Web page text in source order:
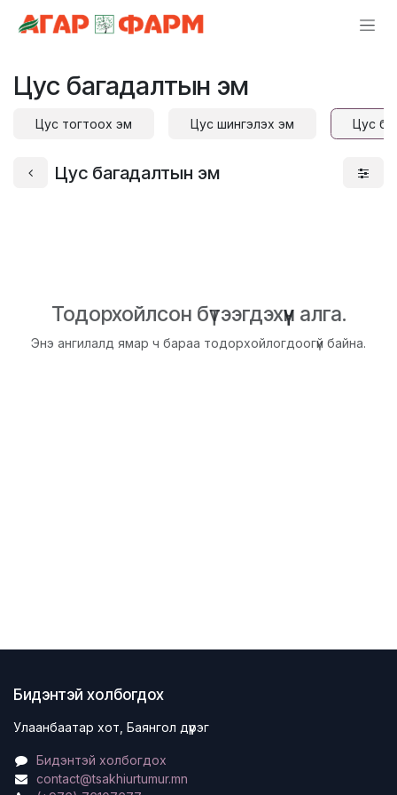
Цус багадалтын эм
Цус тогтоох эм Цус шингэлэх эм Цус
Цус багадалтын эм
Тодорхойлсон бүтээгдэхүүн алга.
Энэ ангилалд ямар ч бараа тодорхойлогдоогүй байна.
Бидэнтэй холбогдох
Улаанбаатар хот, Баянгол дүүрэг
Бидэнтэй холбогдох
contact@tsakhiurtumur.mn